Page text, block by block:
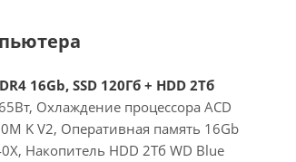
16Gb, SSD 120Гб + HDD 2Тб
Охлаждение процессора ACD
K V2, Оперативная память 16Gb
Накопитель HDD 2Тб WD Blue